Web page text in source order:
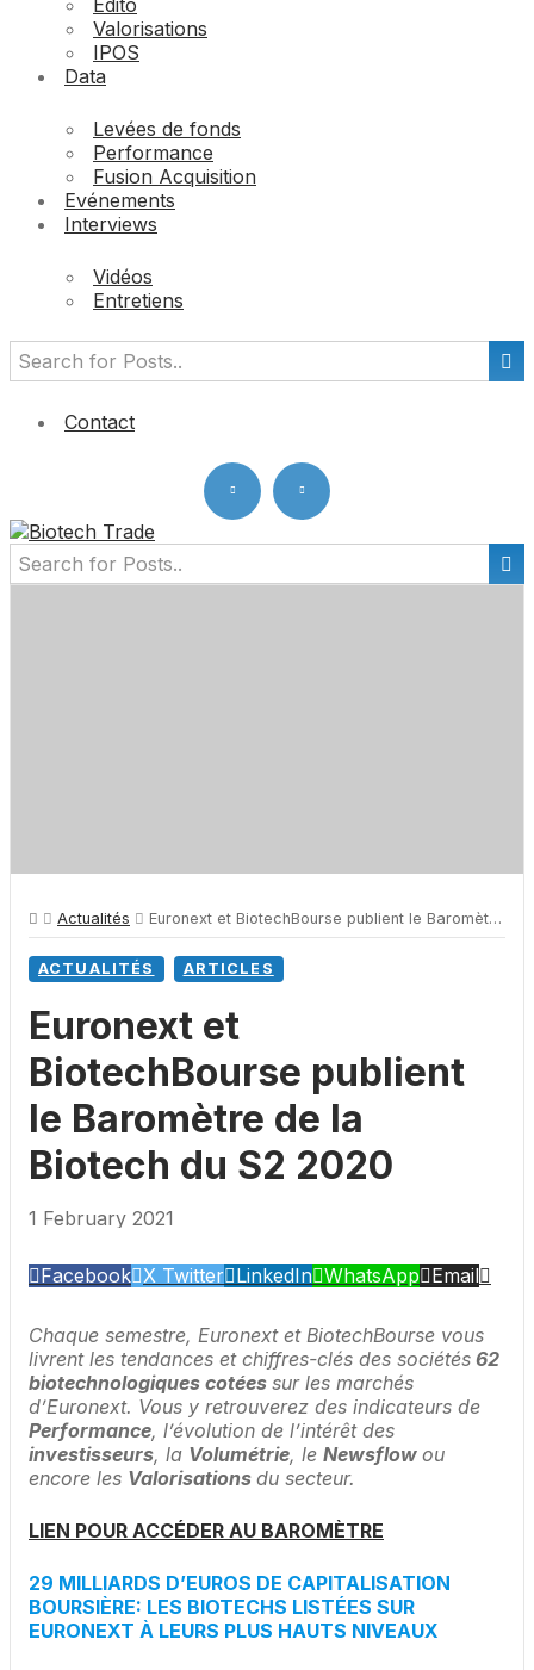
Edito
Valorisations
IPOS
Data
Levées de fonds
Performance
Fusion Acquisition
Evénements
Interviews
Vidéos
Entretiens
Contact
Actualités Euronext et BiotechBourse publient le Baromètre de la Biotech du S2 2020
ACTUALITÉS ARTICLES
Euronext et
BiotechBourse publient
le Baromètre de la
Biotech du S2 2020
1 February 2021
Facebook X Twitter LinkedIn WhatsApp Email
Chaque semestre, Euronext et BiotechBourse vous
livrent les tendances et chiffres-clés des sociétés 62
biotechnologiques cotées sur les marchés
d’Euronext. Vous y retrouverez des indicateurs de
Performance, l’évolution de l’intérêt des
investisseurs, la Volumétrie, le Newsflow ou
encore les Valorisations du secteur.
LIEN POUR ACCÉDER AU BAROMÈTRE
29 MILLIARDS D’EUROS DE CAPITALISATION
BOURSIÈRE: LES BIOTECHS LISTÉES SUR
EURONEXT À LEURS PLUS HAUTS NIVEAUX